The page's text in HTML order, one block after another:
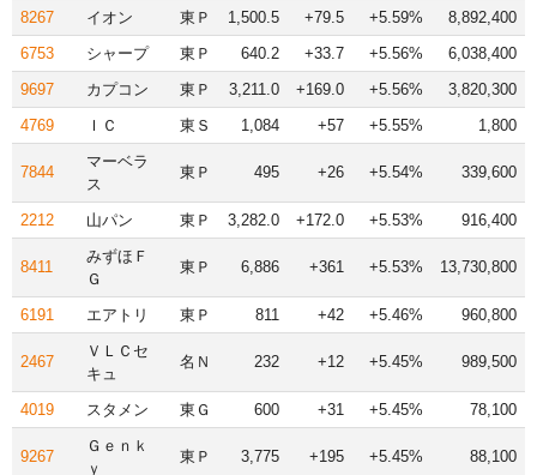
8267 イオン 東Ｐ 1,500.5 +79.5 +5.59%
8,892,400
6753
シャープ 東Ｐ 640.2 +33.7 +5.56%
6,038,400
9697
カプコン 東Ｐ 3,211.0 +169.0 +5.56%
3,820,300
4769
ＩＣ 東Ｓ 1,084 +57 +5.55% 1,800
7844
マーベラ
ス
東Ｐ 495 +26 +5.54% 339,600
2212 山パン 東Ｐ 3,282.0 +172.0 +5.53% 916,400
8411
みずほＦ
Ｇ
東Ｐ 6,886 +361 +5.53% 13,730,800
6191 エアトリ 東Ｐ 811 +42 +5.46% 960,800
2467
ＶＬＣセ
キュ
名Ｎ 232 +12 +5.45% 989,500
4019 スタメン 東Ｇ 600 +31 +5.45% 78,100
9267
Ｇｅｎｋ
ｙ
東Ｐ 3,775 +195 +5.45% 88,100